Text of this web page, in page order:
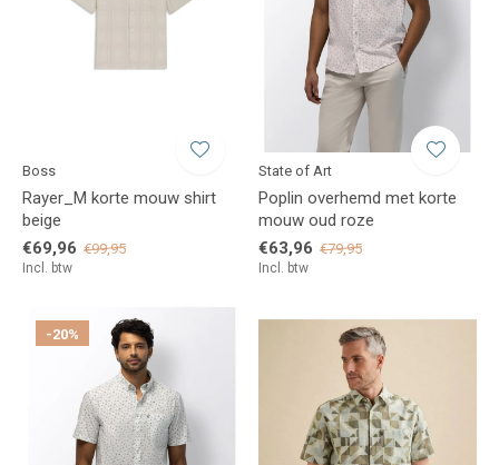
Boss
Rayer_M korte mouw shirt
beige
€69,96 €99,95
Incl. btw
State of Art
Poplin overhemd met korte
mouw oud roze
€63,96 €79,95
Incl. btw
-20%